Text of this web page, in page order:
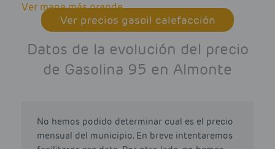
Ver mapa más grande
Ver precios gasoil calefacción
Datos de la evolución del precio
de Gasolina 95 en Almonte
No hemos podido determinar cual es el precio
mensual del municipio. En breve intentaremos